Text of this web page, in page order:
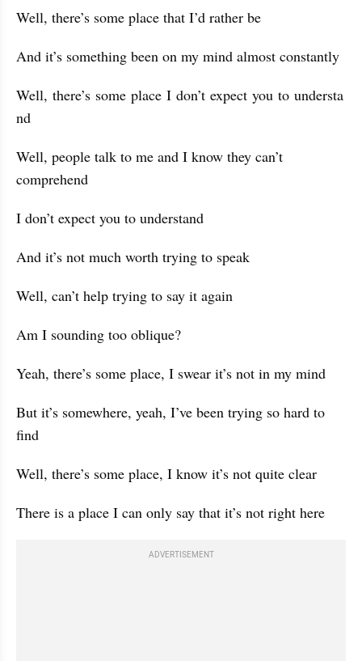
Well, there’s some place that I’d rather be
And it’s something been on my mind almost constantly
Well, there’s some place I don’t expect you to understa
nd
Well, people talk to me and I know they can’t
comprehend
I don’t expect you to understand
And it’s not much worth trying to speak
Well, can’t help trying to say it again
Am I sounding too oblique?
Yeah, there’s some place, I swear it’s not in my mind
But it’s somewhere, yeah, I’ve been trying so hard to
find
Well, there’s some place, I know it’s not quite clear
There is a place I can only say that it’s not right here
ADVERTISEMENT